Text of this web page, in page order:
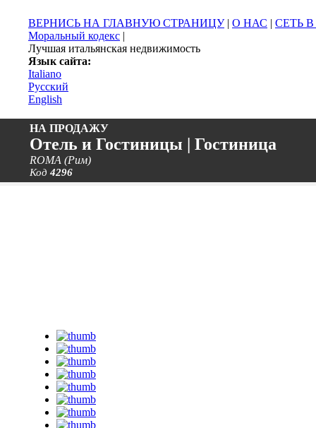
ВЕРНИСЬ НА ГЛАВНУЮ СТРАНИЦУ| О НАС | СЕТЬ
Моральный кодекс |
Лучшая итальянская недвижимость
Язык сайта:
Italiano
Русский
English
НА ПРОДАЖУ
Отель и Гостиницы | Гостиница
ROMA (Рим)
Код4296